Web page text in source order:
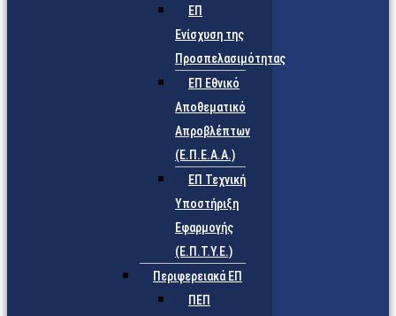
ΕΠ
Ενίσχυση της
Προσπελασιμότητας
ΕΠ Εθνικό
Αποθεματικό
Απροβλέπτων
(Ε.Π.Ε.Α.Α.)
ΕΠ Τεχνική
Υποστήριξη
Εφαρμογής
(Ε.Π.Τ.Υ.Ε.)
Περιφερειακά ΕΠ
ΠΕΠ